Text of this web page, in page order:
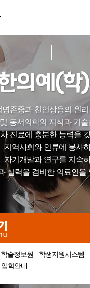
의예(학
명존중과 천인상응의 원
동서의학의 지식과 기
차 진료에 충분한 능력을
지역사회와 인류에 봉사
자기개발과 연구를 지속
실력을 겸비한 의료인을
학술정보원 학생지원시스템
입학안내